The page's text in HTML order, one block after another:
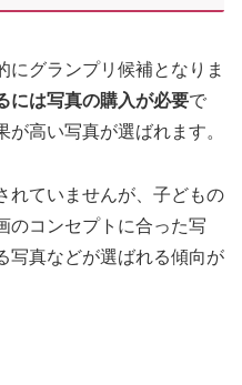
にグランプリ候補となりま
には写真の購入が必要で
高い写真が選ばれます。
れていませんが、子どもの
のコンセプトに合った写
写真などが選ばれる傾向が